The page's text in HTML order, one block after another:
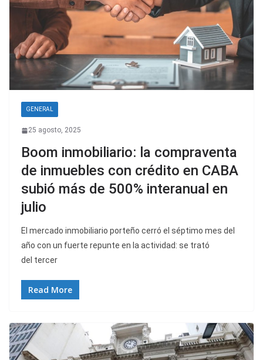
GENERAL
25 agosto, 2025
Boom inmobiliario: la compraventa
de inmuebles con crédito en CABA
subió más de 500% interanual en
julio
El mercado inmobiliario porteño cerró el séptimo mes del
año con un fuerte repunte en la actividad: se trató
del tercer
Read More